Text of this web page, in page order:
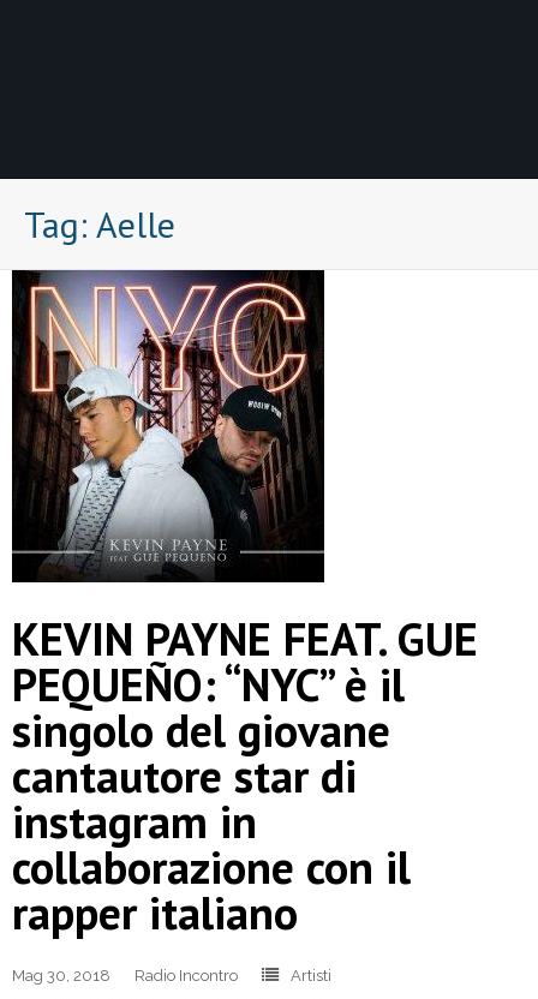
Tag: Aelle
KEVIN PAYNE FEAT. GUE
PEQUEÑO: “NYC” è il
singolo del giovane
cantautore star di
instagram in
collaborazione con il
rapper italiano
Mag 30, 2018 Radio Incontro
Artisti